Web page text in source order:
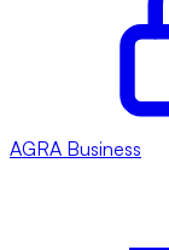
AGRA Business